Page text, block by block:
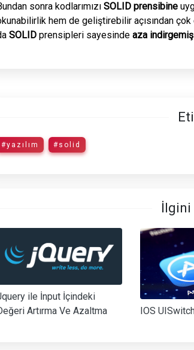
sonra kodlarımızı SOLID prensibine
hem de geliştirebilir açısından
SOLID prensipleri sayesinde aza indirgemiş
#yazılım #solid
İlgini
ile İnput İçindeki
Artırma Ve Azaltma
IOS